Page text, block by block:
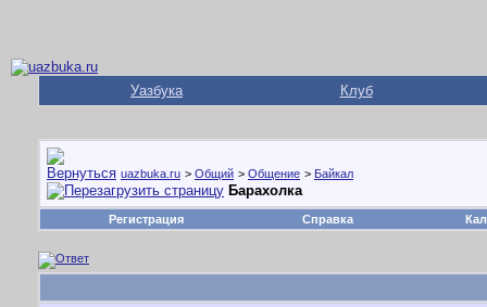
Уазбука Клуб
uazbuka.ru > Общий > Общение > Байкал
Барахолка
Регистрация Справка